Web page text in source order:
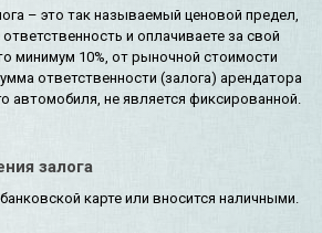
– это так называемый ценовой предел,
и оплачиваете за свой
минимум 10%, от рыночной стоимости
ответственности (залога) арендатора
автомобиля, не является фиксированной.
залога
карте или вносится наличными.